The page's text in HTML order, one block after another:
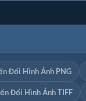
Đổi Hình Ảnh PNG
Đổi Hình Ảnh TIFF